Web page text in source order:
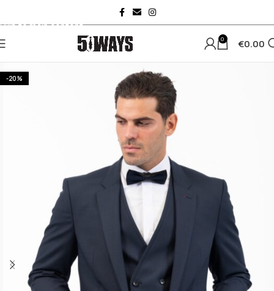
Skip to main content
0 €0.00
-20%